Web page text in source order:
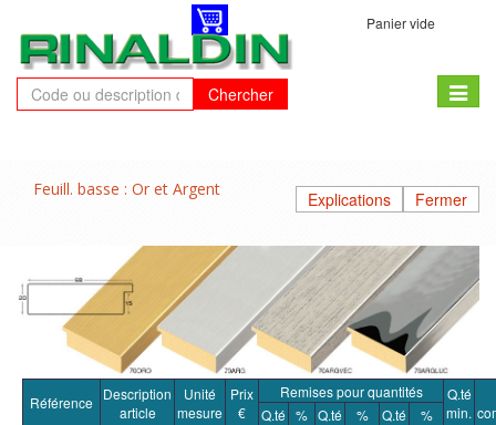
Chercher
Panier vide
Toggle
Feuill. basse : Or et Argent Fermer
Explications
Référence
Description
article
Unité
mesure
Prix
€
Remises pour quantités
Q.té
min.
Q.té % Q.té % Q.té %